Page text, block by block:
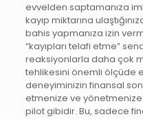
evvelden saptamanıza
kayıp miktarına
bahis yapmanıza izin
“kayıpları telafi etme”
reaksiyonlarla daha çok
tehlikesini önemli ölçüde
deneyiminizin finansal
etmenize ve
pilot gibidir. Bu, sadece